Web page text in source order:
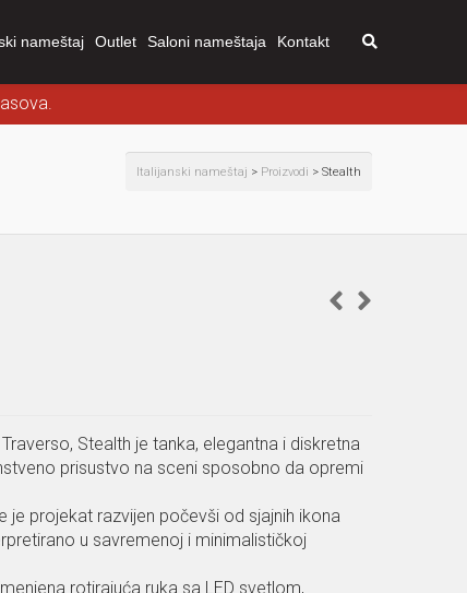
nameštaj Outlet Saloni nameštaja Kontakt
Italijanski nameštaj > Proizvodi > Stealth
Stealth je tanka, elegantna i diskretna
prisustvo na sceni sposobno da opremi
je projekat razvijen počevši od sjajnih ikona
u savremenoj i minimalističkoj
rotirajuća ruka sa LED svetlom,